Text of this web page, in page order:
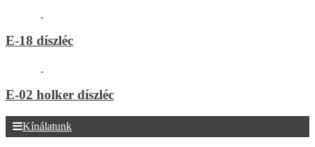
E-18 díszléc
E-02 holker díszléc
Kínálatunk